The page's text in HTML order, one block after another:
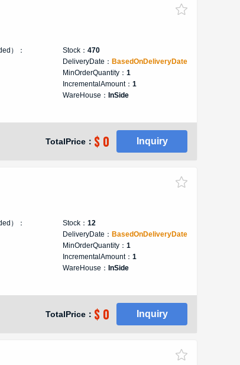
）： Stock： 470
DeliveryDate： BasedOnDeliveryDate
MinOrderQuantity： 1
IncrementalAmount： 1
WareHouse： InSide
TotalPrice： $ 0 Inquiry
）： Stock： 12
DeliveryDate： BasedOnDeliveryDate
MinOrderQuantity： 1
IncrementalAmount： 1
WareHouse： InSide
TotalPrice： $ 0 Inquiry